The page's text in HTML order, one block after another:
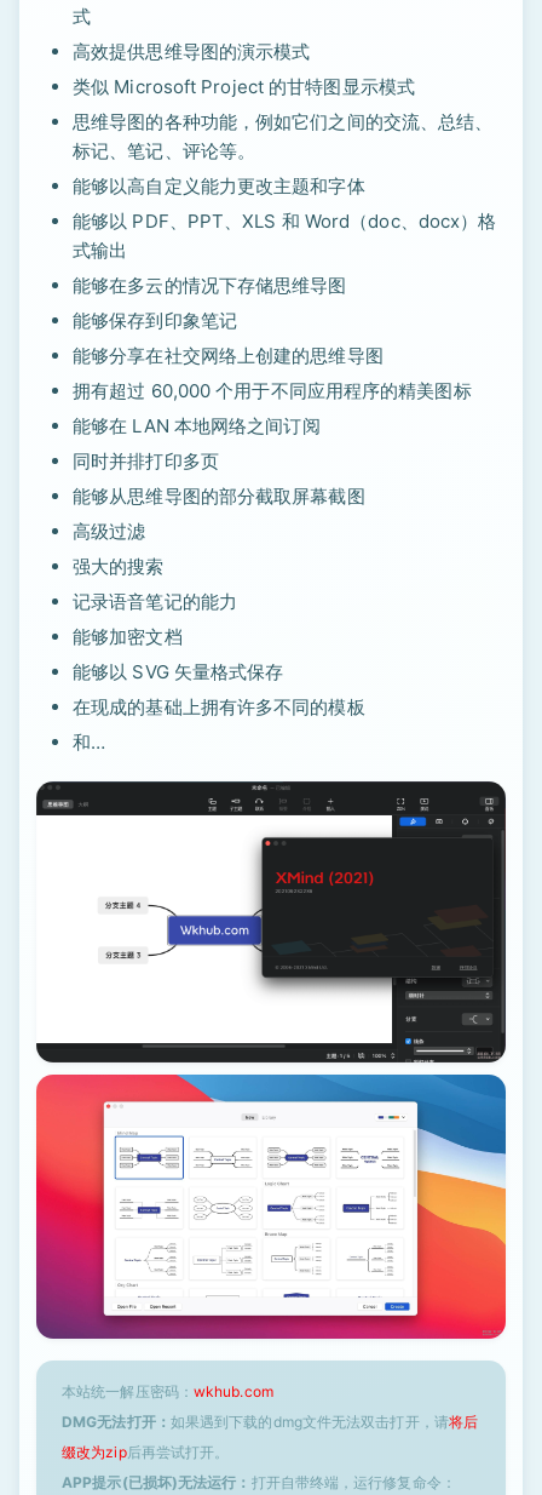
式
高效提供思维导图的演示模式
类似 Microsoft Project 的甘特图显示模式
思维导图的各种功能，例如它们之间的交流、总结、
标记、笔记、评论等。
能够以高自定义能力更改主题和字体
能够以 PDF、PPT、XLS 和 Word（doc、docx）格
式输出
能够在多云的情况下存储思维导图
能够保存到印象笔记
能够分享在社交网络上创建的思维导图
拥有超过 60,000 个用于不同应用程序的精美图标
能够在 LAN 本地网络之间订阅
同时并排打印多页
能够从思维导图的部分截取屏幕截图
高级过滤
强大的搜索
记录语音笔记的能力
能够加密文档
能够以 SVG 矢量格式保存
在现成的基础上拥有许多不同的模板
和…
本站统一解压密码： wkhub.com
DMG无法打开： 如果遇到下载的dmg文件无法双击打开，请将后
缀改为zip后再尝试打开。
APP提示(已损坏)无法运行： 打开自带终端，运行修复命令：